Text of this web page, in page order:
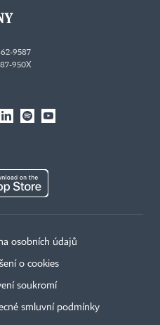
9587
950X
osobních údajů
o cookies
soukromí
smluvní podmínky